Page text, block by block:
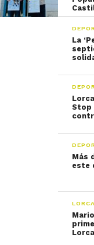
La
Stop
Más
este
LORCA
Lorca